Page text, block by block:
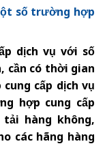
số trường hợp
dịch vụ với số
có thời gian
cấp dịch vụ
hợp cung cấp
hàng không,
các hãng hàng